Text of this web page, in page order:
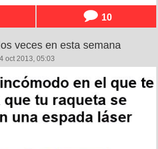
10
veces en esta semana
oct 2013, 05:03